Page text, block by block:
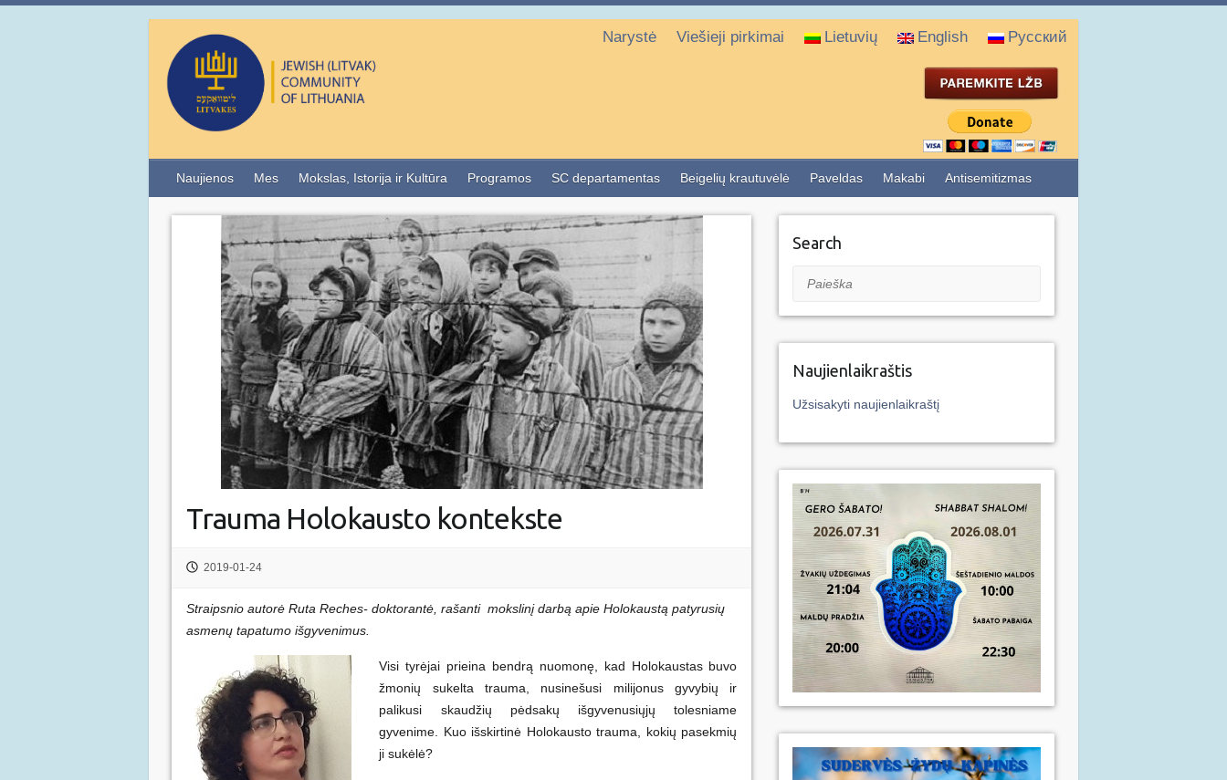
Narystė Viešieji pirkimai Lietuvių English Русский
Naujienos Mes Mokslas, Istorija ir Kultūra Programos SC departamentas Beigelių krautuvėlė Paveldas Makabi Antisemitizmas
Trauma Holokausto kontekste
2019-01-24
Straipsnio autorė Ruta Reches- doktorantė, rašanti mokslinį darbą apie Holokaustą patyrusių
asmenų tapatumo išgyvenimus.
Visi tyrėjai prieina bendrą nuomonę, kad Holokaustas buvo
žmonių sukelta trauma, nusinešusi milijonus gyvybių ir
palikusi skaudžių pėdsakų išgyvenusiųjų tolesniame
gyvenime. Kuo išskirtinė Holokausto trauma, kokių pasekmių
ji sukėlė?
Search
Paieška
Naujienlaikraštis
Užsisakyti naujienlaikraštį